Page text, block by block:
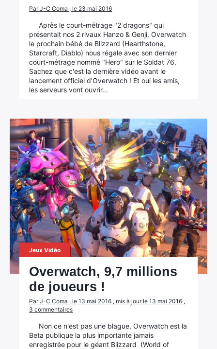
Par J-C Coma , le 23 mai 2016
Après le court-métrage "2 dragons" qui
présentait nos 2 rivaux Hanzo & Genji, Overwatch
le prochain bébé de Blizzard (Hearthstone,
Starcraft, Diablo) nous régale avec son dernier
court-métrage nommé "Hero" sur le Soldat 76.
Sachez que c'est la dernière vidéo avant le
lancement officiel d'Overwatch ! Et oui les amis,
les serveurs vont ouvrir…
Jeux Vidéo
Overwatch, 9,7 millions
de joueurs !
Par J-C Coma , le 13 mai 2016 , mis à jour le 13 mai 2016 ,
3 commentaires
Non ce n'est pas une blague, Overwatch est la
Beta publique la plus importante jamais
enregistrée pour le géant Blizzard (World of